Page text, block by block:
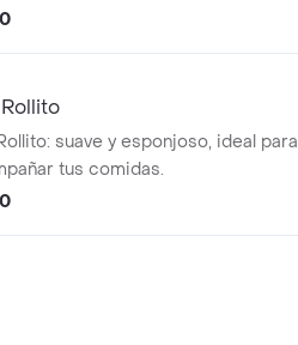
comida.
suave y esponjoso, ideal para
tus comidas.